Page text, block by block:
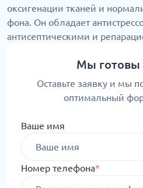
оксигенации тканей и
фона. Он обладает
антисептическими и
Мы готовы
Оставьте заявку и мы
оптимальный
Ваше имя
Номер телефона*